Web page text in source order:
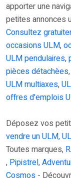
apporter une
petites annonces
Consultez
occasions ULM,
ULM pendulaires,
pièces détachèes,
ULM multiaxes,
offres d'emplois
Déposez vos
vendre un ULM,
Toutes marques,
, Pipistrel,
Cosmos -